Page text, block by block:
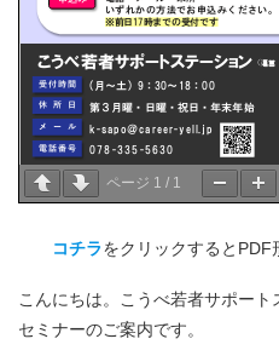
ページ 1 / 1
コチラをクリックするとPDF
こんにちは。こうべ若者サポート
セミナーのご案内です。